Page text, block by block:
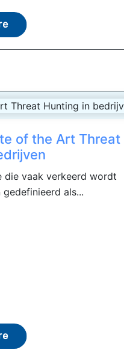
of the Art Threat
die vaak verkeerd wordt
als...